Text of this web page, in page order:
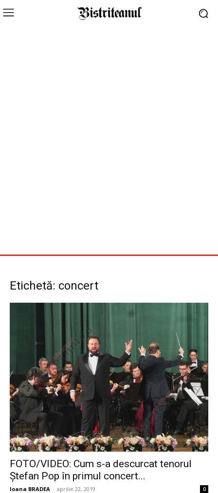
Etichetă: concert
FOTO/VIDEO: Cum s-a descurcat tenorul
Ștefan Pop în primul concert...
Ioana BRADEA - aprilie 22, 2019 0